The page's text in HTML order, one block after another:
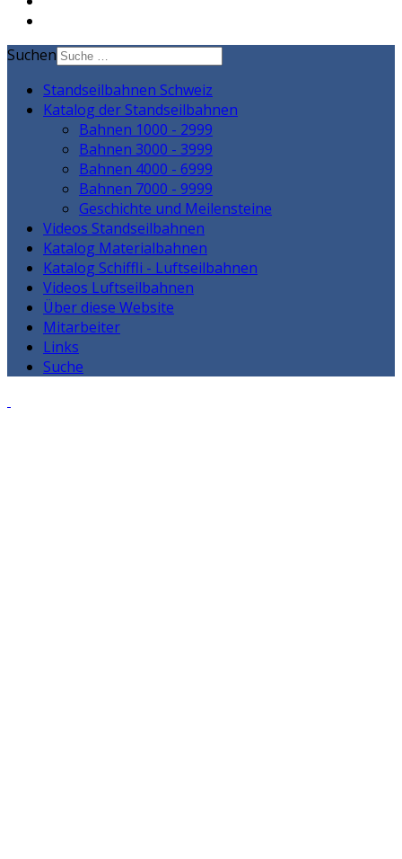
Suchen
Standseilbahnen Schweiz
Katalog der Standseilbahnen
Bahnen 1000 - 2999
Bahnen 3000 - 3999
Bahnen 4000 - 6999
Bahnen 7000 - 9999
Geschichte und Meilensteine
Videos Standseilbahnen
Katalog Materialbahnen
Katalog Schiffli - Luftseilbahnen
Videos Luftseilbahnen
Über diese Website
Mitarbeiter
Links
Suche